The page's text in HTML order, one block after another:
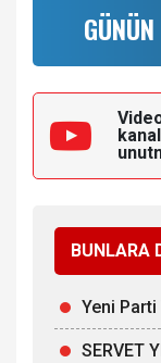
BUNLARA
Yeni Parti
SERVET